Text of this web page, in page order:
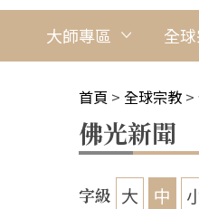
大師專區 全
首頁 > 全球宗教 >
佛光新聞
字級 大 中